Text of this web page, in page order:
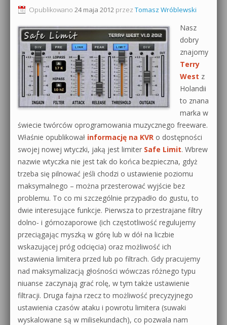
Opublikowano 24 maja 2012 przez Tomasz Wróblewski
Nasz
dobry
znajomy
Terry
West z
Holandii
to znana
marka w
świecie twórców oprogramowania muzycznego freeware.
Właśnie opublikował informację na KVR o dostępności
swojej nowej wtyczki, jaką jest limiter Safe Limit. Wbrew
nazwie wtyczka nie jest tak do końca bezpieczna, gdyż
trzeba się pilnować jeśli chodzi o ustawienie poziomu
maksymalnego – można przesterować wyjście bez
problemu. To co mi szczególnie przypadło do gustu, to
dwie interesujące funkcje. Pierwsza to przestrajane filtry
dolno- i górnozaporowe (ich częstotliwość regulujemy
przeciągając myszką w górę lub w dół na liczbie
wskazującej próg odcięcia) oraz możliwość ich
wstawienia limitera przed lub po filtrach. Gdy pracujemy
nad maksymalizacją głośności wówczas różnego typu
niuanse zaczynają grać rolę, w tym także ustawienie
filtracji. Druga fajna rzecz to możliwość precyzyjnego
ustawienia czasów ataku i powrotu limitera (suwaki
wyskalowane są w milisekundach), co pozwala nam